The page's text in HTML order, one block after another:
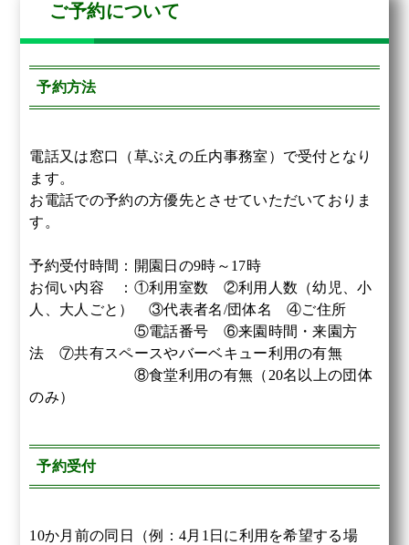
ご予約について
予約方法
電話又は窓口（草ぶえの丘内事務室）で受付となり
ます。
お電話での予約の方優先とさせていただいておりま
す。
予約受付時間：開園日の9時～17時
お伺い内容 ：①利用室数 ②利用人数（幼児、小
人、大人ごと） ③代表者名/団体名 ④ご住所
⑤電話番号 ⑥来園時間・来園方
法 ⑦共有スペースやバーベキュー利用の有無
⑧食堂利用の有無（20名以上の団体
のみ）
予約受付
10か月前の同日（例：4月1日に利用を希望する場